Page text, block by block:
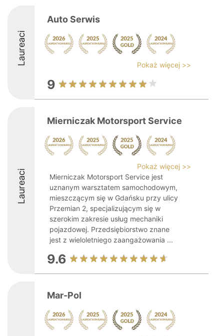
Laureaci
Auto Serwis
Pokaż więcej >>
9
Laureaci
Mierniczak Motorsport Service
Pokaż więcej >>
Mierniczak Motorsport Service jest
uznanym warsztatem samochodowym,
mieszczącym się w Gdańsku przy ulicy
Przemian 2, specjalizującym się w
szerokim zakresie usług mechaniki
pojazdowej. Przedsiębiorstwo znane
jest z wieloletniego zaangażowania ...
9.6
Mar-Pol